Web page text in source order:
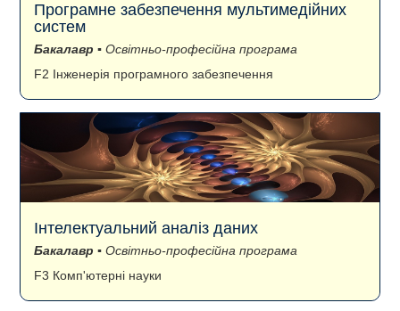
Програмне забезпечення мультимедійних
систем
Бакалавр ▪ Освітньо-професійна програма
F2 Інженерія програмного забезпечення
Інтелектуальний аналіз даних
Бакалавр ▪ Освітньо-професійна програма
F3 Комп'ютерні науки